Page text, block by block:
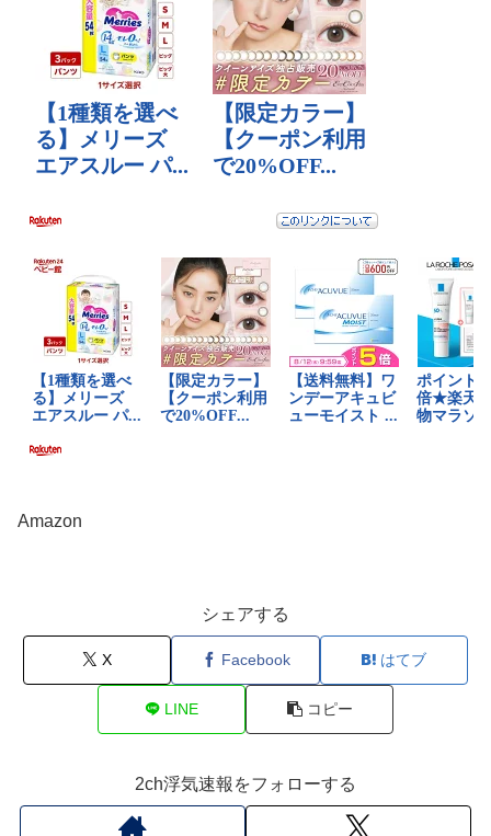
Amazon
シェアする
X Facebook はてブ
LINE コピー
2ch浮気速報をフォローする